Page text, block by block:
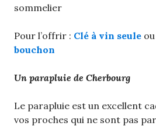
sommelier
Pour l’offrir : Clé à vin seule ou
bouchon
Un parapluie de Cherbourg
Le parapluie est un excellent
vos proches qui ne sont pas